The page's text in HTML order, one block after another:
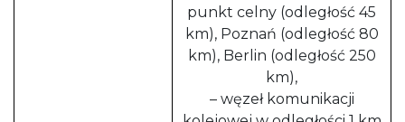
punkt celny (odległość 45
km), Poznań (odległość 80
km), Berlin (odległość 250
km),
– węzeł komunikacji